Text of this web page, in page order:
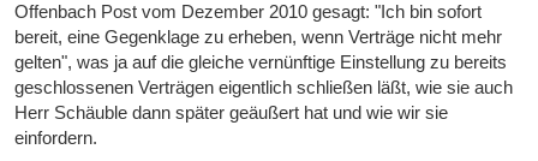
Offenbach Post vom Dezember 2010 gesagt: "Ich bin sofort
bereit, eine Gegenklage zu erheben, wenn Verträge nicht mehr
gelten", was ja auf die gleiche vernünftige Einstellung zu bereits
geschlossenen Verträgen eigentlich schließen läßt, wie sie auch
Herr Schäuble dann später geäußert hat und wie wir sie
einfordern.